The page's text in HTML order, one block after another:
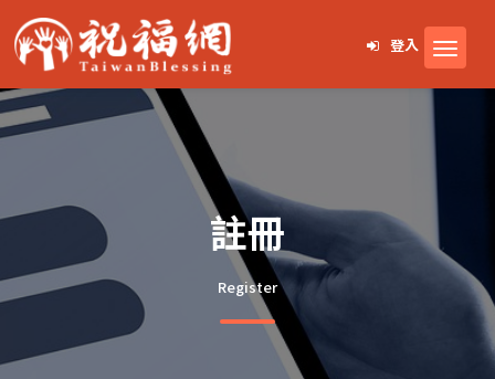
登入
註冊
Register